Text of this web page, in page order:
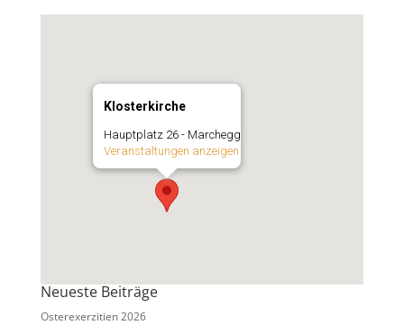
Klosterkirche
Hauptplatz 26 - Marchegg
Veranstaltungen anzeigen
Neueste Beiträge
Osterexerzitien 2026